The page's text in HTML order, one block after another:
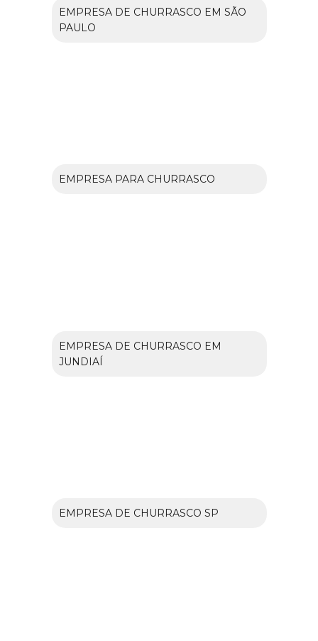
EMPRESA DE CHURRASCO EM SÃO
PAULO
EMPRESA PARA CHURRASCO
EMPRESA DE CHURRASCO EM
JUNDIAÍ
EMPRESA DE CHURRASCO SP